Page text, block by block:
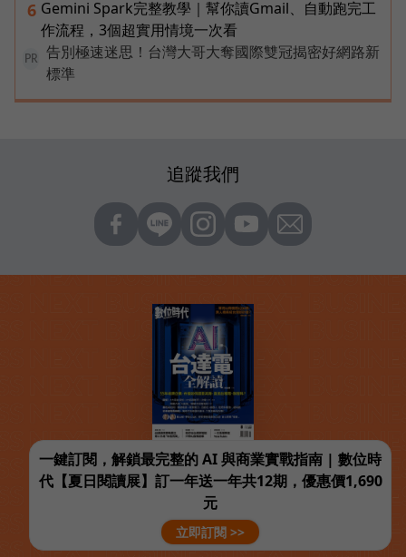
6 Gemini Spark完整教學｜幫你讀Gmail、自動跑完工
作流程，3個超實用情境一次看
PR
告別極速迷思！台灣大哥大奪國際雙冠揭密好網路新
標準
追蹤我們
一鍵訂閱，解鎖最完整的 AI 與商業實戰指南 | 數位時
代【夏日閱讀展】訂一年送一年共12期，優惠價1,690
元
立即訂閱 >>